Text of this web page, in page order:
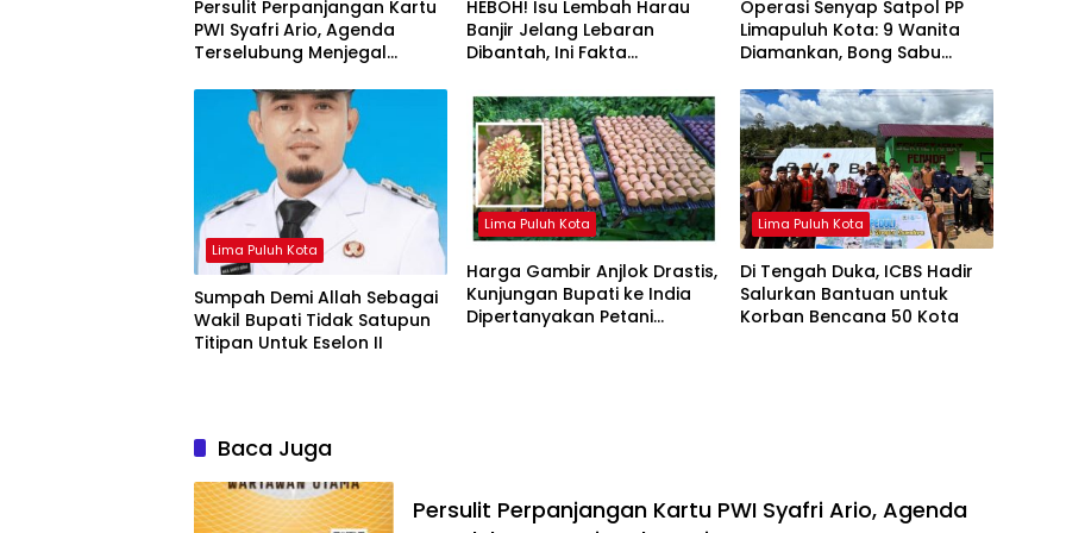
Persulit Perpanjangan Kartu
PWI Syafri Ario, Agenda
Terselubung Menjegal
HEBOH! Isu Lembah Harau
Banjir Jelang Lebaran
Dibantah, Ini Fakta
Operasi Senyap Satpol PP
Limapuluh Kota: 9 Wanita
Diamankan, Bong Sabu
Lima Puluh Kota
Sumpah Demi Allah Sebagai
Wakil Bupati Tidak Satupun
Titipan Untuk Eselon II
Lima Puluh Kota
Harga Gambir Anjlok Drastis,
Kunjungan Bupati ke India
Dipertanyakan Petani
Lima Puluh Kota
Di Tengah Duka, ICBS Hadir
Salurkan Bantuan untuk
Korban Bencana 50 Kota
Baca Juga
Persulit Perpanjangan Kartu PWI Syafri Ario, Agenda